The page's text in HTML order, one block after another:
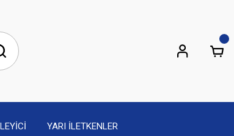
YARI İLETKENLER